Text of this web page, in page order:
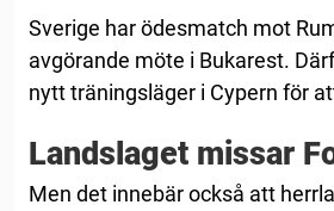
Sverige har ödesmatch mot
avgörande möte i Bukarest.
nytt träningsläger i Cypern för
Landslaget missar
Men det innebär också att